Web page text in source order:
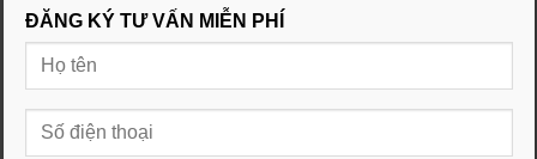
muốn.
cùng gói internet, cho phép bạn truy cập internet và sử
dụng các ứng dụng trực tuyến trên màn hình TV của
ĐĂNG KÝ TƯ VẤN MIỄN PHÍ